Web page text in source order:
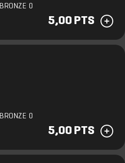
BRONZE 0
5,00 PTS
BRONZE 0
5,00 PTS